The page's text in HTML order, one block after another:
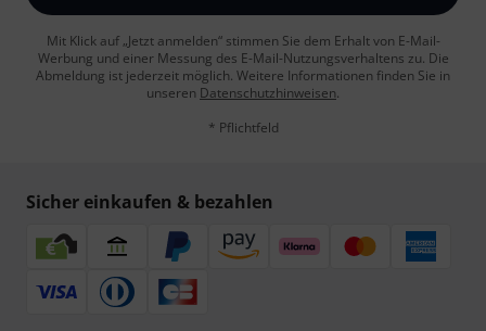
Mit Klick auf „Jetzt anmelden“ stimmen Sie dem Erhalt von E-Mail-
Werbung und einer Messung des E-Mail-Nutzungsverhaltens zu. Die
Abmeldung ist jederzeit möglich. Weitere Informationen finden Sie in
unseren Datenschutzhinweisen.
* Pflichtfeld
Sicher einkaufen & bezahlen